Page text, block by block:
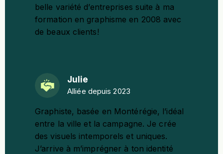
belle variété d’entreprises suite à ma
formation en graphisme en 2008 avec
de beaux clients!
Julie
Alliée depuis 2023
Graphiste, basée en Montérégie, l’idéal
entre la ville et la campagne. Je crée
desvisuels intemporels et uniques.
J’arrive à m’imprégner à ton identité